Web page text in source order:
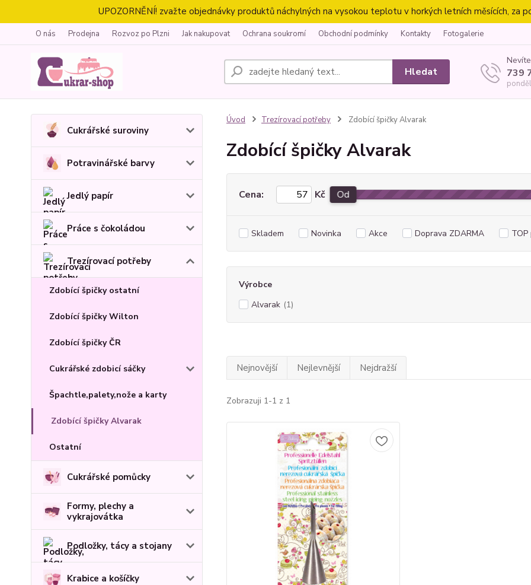
UPOZORNĚNÍ! zvažte objednávky produktů náchylných na vysokou teplotu v horkých letních měsících, za
O nás Prodejna Rozvoz po Plzni Jak nakupovat Ochrana soukromí Obchodní podmínky Kontakty Fotogalerie
Hledat 739
Cukrářské suroviny
Potravinářské barvy
Jedlý papír
Práce s čokoládou
Trezírovací potřeby
Zdobící špičky ostatní
Zdobící špičky Wilton
Zdobící špičky ČR
Cukrářské zdobicí sáčky
Špachtle,palety,nože a karty
Zdobící špičky Alvarak
Ostatní
Cukrářské pomůcky
Formy, plechy a
vykrajovátka
Podložky, tácy a stojany
Krabice a košíčky
Úvod Trezírovací potřeby Zdobící špičky Alvarak
Zdobící špičky Alvarak
Cena: Kč Od
Skladem Novinka Akce Doprava ZDARMA
Výrobce
Alvarak (1)
Nejnovější Nejlevnější Nejdražší
Zobrazuji 1-1 z 1